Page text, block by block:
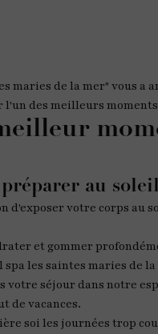
de la mer" vous a
des meilleurs
au
d'exposer votre corps
et gommer
les saintes maries de
votre séjour dans notre
de vacances.
soi les journées trop